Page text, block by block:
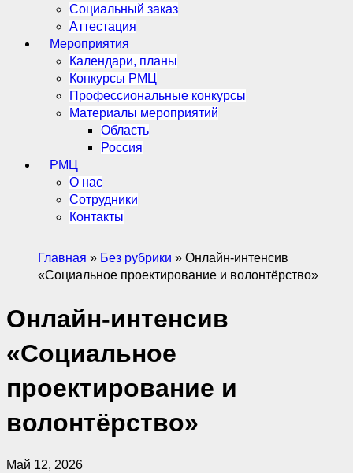
Социальный заказ
Аттестация
Мероприятия
Календари, планы
Конкурсы РМЦ
Профессиональные конкурсы
Материалы мероприятий
Область
Россия
РМЦ
О нас
Сотрудники
Контакты
Главная » Без рубрики » Онлайн-интенсив
«Социальное проектирование и волонтёрство»
Онлайн-интенсив
«Социальное
проектирование и
волонтёрство»
Май 12, 2026